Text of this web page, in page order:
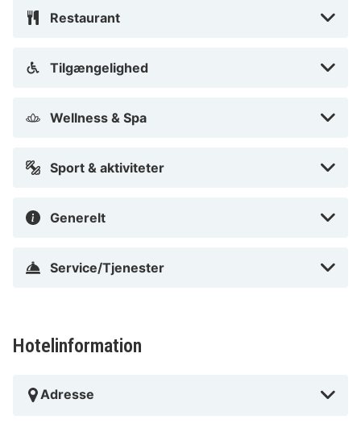
Restaurant
Tilgængelighed
Wellness & Spa
Sport & aktiviteter
Generelt
Service/Tjenester
Hotelinformation
Adresse